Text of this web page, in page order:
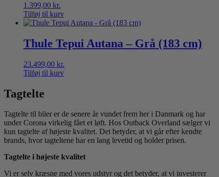
1.399,00 kr.
Tilføj til kurv
Thule Tepui Autana – Grå (183 cm)
23.499,00 kr.
Tilføj til kurv
Tagtelte
Tagtelte til biler er de senere år vundet frem her i Danmark og har
under Corona virkelig fået et løft. Hos Outback Overland sælger vi
kun tagtelte af højeste kvalitet. Det betyder, at vi går efter kendte
brands, hvor tagteltene har en lang levetid og holder prisen.
Tagtelte i højeste kvalitet
Vi er selv kræsne med vores udstyr og det betyder, at vi investerer